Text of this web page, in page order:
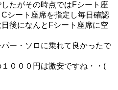
たがその時点ではFシート座
シート座席を指定し毎日確認
後になんとFシート座席に空
ー・ソロに乗れて良かったで
０００円は激安ですね・・(